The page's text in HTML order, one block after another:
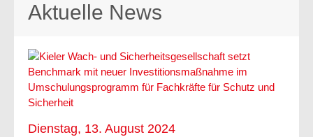
Aktuelle News
Dienstag, 13. August 2024